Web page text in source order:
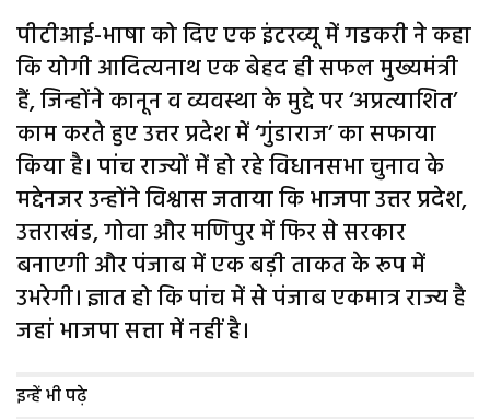
पीटीआई-भाषा को दिए एक इंटरव्यू में गडकरी ने कहा
कि योगी आदित्यनाथ एक बेहद ही सफल मुख्यमंत्री
हैं, जिन्होंने कानून व व्यवस्था के मुद्दे पर ‘अप्रत्याशित’
काम करते हुए उत्तर प्रदेश में ‘गुंडाराज’ का सफाया
किया है। पांच राज्यों में हो रहे विधानसभा चुनाव के
मद्देनजर उन्होंने विश्वास जताया कि भाजपा उत्तर प्रदेश,
उत्तराखंड, गोवा और मणिपुर में फिर से सरकार
बनाएगी और पंजाब में एक बड़ी ताकत के रूप में
उभरेगी। ज्ञात हो कि पांच में से पंजाब एकमात्र राज्य है
जहां भाजपा सत्ता में नहीं है।
इन्हें भी पढ़े